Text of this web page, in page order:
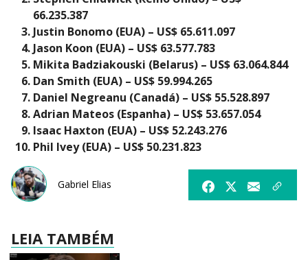
66.235.387
Justin Bonomo (EUA) – US$ 65.611.097
Jason Koon (EUA) – US$ 63.577.783
Mikita Badziakouski (Belarus) – US$ 63.064.844
Dan Smith (EUA) – US$ 59.994.265
Daniel Negreanu (Canadá) – US$ 55.528.897
Adrian Mateos (Espanha) – US$ 53.657.054
Isaac Haxton (EUA) – US$ 52.243.276
Phil Ivey (EUA) – US$ 50.231.823
Gabriel Elias
LEIA TAMBÉM